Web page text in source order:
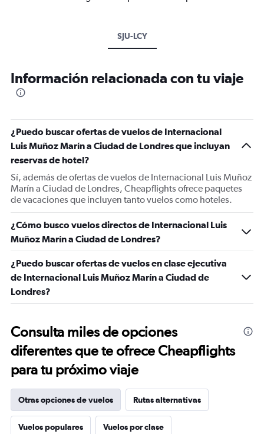
SJU-LCY
Información relacionada con tu viaje
¿Puedo buscar ofertas de vuelos de Internacional
Luis Muñoz Marín a Ciudad de Londres que incluyan
reservas de hotel?
Sí, además de ofertas de vuelos de Internacional Luis Muñoz
Marín a Ciudad de Londres, Cheapflights ofrece paquetes
de vacaciones que incluyen tanto vuelos como hoteles.
¿Cómo busco vuelos directos de Internacional Luis
Muñoz Marín a Ciudad de Londres?
¿Puedo buscar ofertas de vuelos en clase ejecutiva
de Internacional Luis Muñoz Marín a Ciudad de
Londres?
Consulta miles de opciones
diferentes que te ofrece Cheapflights
para tu próximo viaje
Otras opciones de vuelos Rutas alternativas
Vuelos populares Vuelos por clase